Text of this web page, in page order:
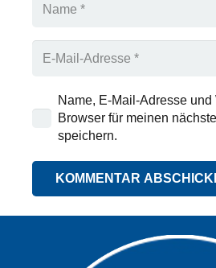
Name, E-Mail-Adresse
Browser für meinen
speichern.
KOMMENTAR